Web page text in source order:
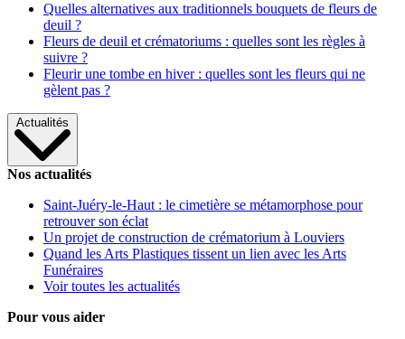
Quelles alternatives aux traditionnels bouquets de fleurs de
deuil ?
Fleurs de deuil et crématoriums : quelles sont les règles à
suivre ?
Fleurir une tombe en hiver : quelles sont les fleurs qui ne
gèlent pas ?
Actualités
Nos actualités
Saint-Juéry-le-Haut : le cimetière se métamorphose pour
retrouver son éclat
Un projet de construction de crématorium à Louviers
Quand les Arts Plastiques tissent un lien avec les Arts
Funéraires
Voir toutes les actualités
Pour vous aider